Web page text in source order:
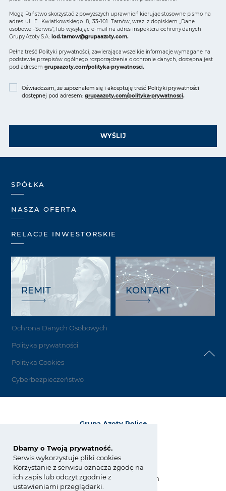
Dbamy o Twoją prywatność.
Serwis wykorzystuje pliki cookies.
Korzystanie z serwisu oznacza zgodę na
ich zapis lub odczyt zgodnie z
ustawieniami przeglądarki.
Mogą Państwo skorzystać z powyższych uprawnień kierując stosowne pismo na
adres: ul. E. Kwiatkowskiego 8, 33-101 Tarnów, wraz z dopiskiem „Dane
osobowe –Serwis”, lub wysyłając e-mail na adres inspektora ochrony danych
Grupy Azoty S.A.:iod.tarnow@grupaazoty.com.
Pełna treść Polityki prywatności, zawierająca wszelkie informacje wymagane na
podstawie przepisów ogólnego rozporządzenia o ochronie danych, dostępna jest
pod adresem grupaazoty.com/polityka-prywatnosci.
Oświadczam, że zapoznałem się i akceptuję treść Polityki prywatności
dostępnej pod adresem: grupaazoty.com/polityka-prywatnosci.
WYŚLIJ
SPÓŁKA
NASZA OFERTA
RELACJE INWESTORSKIE
REMIT KONTAKT
Ochrona Danych Osobowych
Polityka prywatności
Polityka Cookies
Cyberbezpieczeństwo
Grupa Azoty Police
ul. Kuźnicka 1
tel.:+48 91 317 17 17
fax: +48 91 317 36 03
zchpolice@grupaazoty.com